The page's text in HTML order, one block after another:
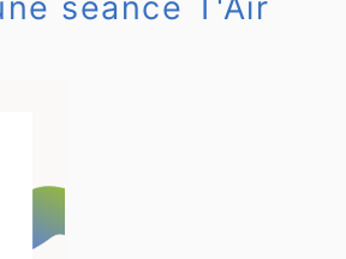
séance T'Air